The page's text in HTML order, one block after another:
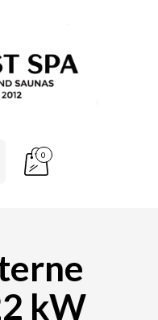
0
kW